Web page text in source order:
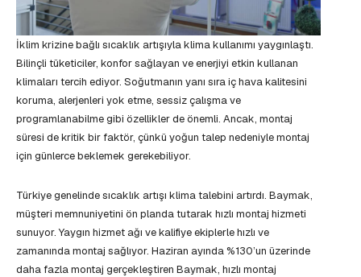
İklim krizine bağlı sıcaklık artışıyla klima kullanımı yaygınlaştı.
Bilinçli tüketiciler, konfor sağlayan ve enerjiyi etkin kullanan
klimaları tercih ediyor. Soğutmanın yanı sıra iç hava kalitesini
koruma, alerjenleri yok etme, sessiz çalışma ve
programlanabilme gibi özellikler de önemli. Ancak, montaj
süresi de kritik bir faktör, çünkü yoğun talep nedeniyle montaj
için günlerce beklemek gerekebiliyor.
Türkiye genelinde sıcaklık artışı klima talebini artırdı. Baymak,
müşteri memnuniyetini ön planda tutarak hızlı montaj hizmeti
sunuyor. Yaygın hizmet ağı ve kalifiye ekiplerle hızlı ve
zamanında montaj sağlıyor. Haziran ayında %130’un üzerinde
daha fazla montaj gerçekleştiren Baymak, hızlı montaj